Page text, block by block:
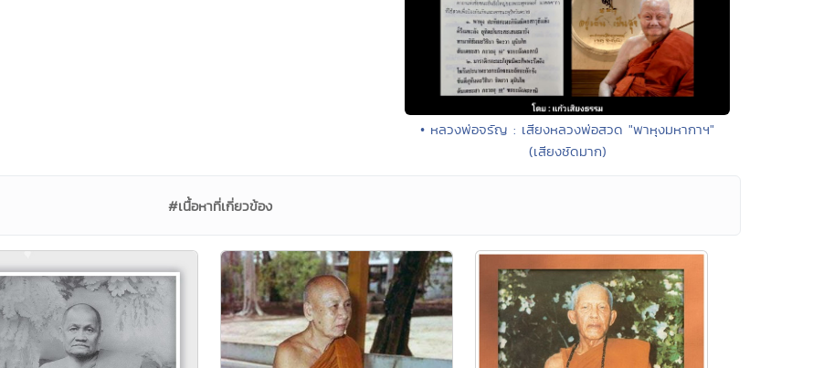
• หลวงพ่อจรัญ : เสียงหลวงพ่อสวด "พาหุงมหากาฯ"
(เสียงชัดมาก)
#เนื้อหาที่เกี่ยวข้อง